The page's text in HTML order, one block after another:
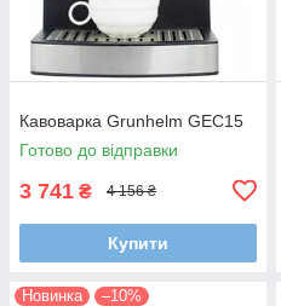
Кавоварка Grunhelm GEC15
Готово до відправки
3 741 ₴ 4 156 ₴
Купити
Новинка –10%